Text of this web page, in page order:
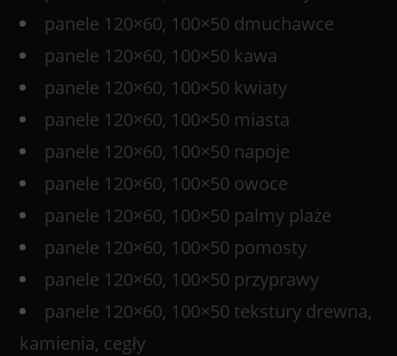
panele 120×60, 100×50 dmuchawce
panele 120×60, 100×50 kawa
panele 120×60, 100×50 kwiaty
panele 120×60, 100×50 miasta
panele 120×60, 100×50 napoje
panele 120×60, 100×50 owoce
panele 120×60, 100×50 palmy plaże
panele 120×60, 100×50 pomosty
panele 120×60, 100×50 przyprawy
panele 120×60, 100×50 tekstury drewna,
kamienia, cegły